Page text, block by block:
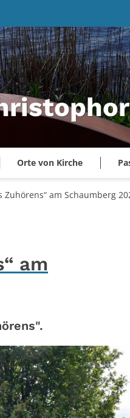
Orte von Kirche
am Schaumberg
am